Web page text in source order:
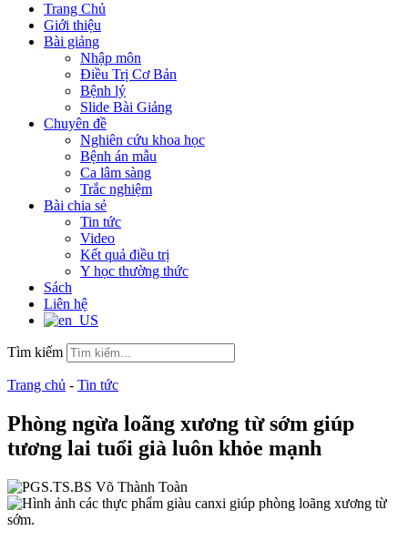
Trang Chủ
Giới thiệu
Bài giảng
Nhập môn
Điều Trị Cơ Bản
Bệnh lý
Slide Bài Giảng
Chuyên đề
Nghiên cứu khoa học
Bệnh án mẫu
Ca lâm sàng
Trắc nghiệm
Bài chia sẻ
Tin tức
Video
Kết quả điều trị
Y học thường thức
Sách
Liên hệ
Tìm kiếm
Trang chủ - Tin tức
Phòng ngừa loãng xương từ sớm giúp
tương lai tuổi già luôn khỏe mạnh